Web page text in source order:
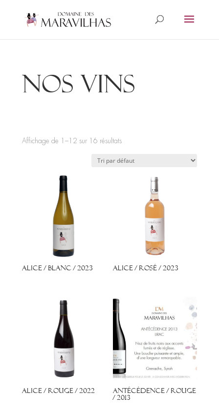
NOS VINS
Affichage de 1–12 sur 16 résultats
Alice / Blanc / 2023 Alice / Rosé / 2023
Alice / Rouge / 2022 Antécédence / Rouge
/ 2013